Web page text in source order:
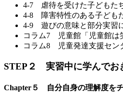
4-7 虐待を受けた子どもた
4-8 障害特性のある子ども
4-9 遊びの意味と部分実習
コラム7 児童館「児童館は
コラム8 児童発達支援セン
STEP ２ 実習中に学んでお
Chapter５ 自分自身の理解度を